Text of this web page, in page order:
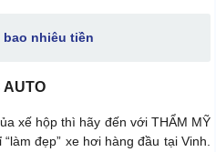
bao nhiêu tiền
AUTO
xế hộp thì hãy đến với THẨM MỸ
đẹp” xe hơi hàng đầu tại Vinh.